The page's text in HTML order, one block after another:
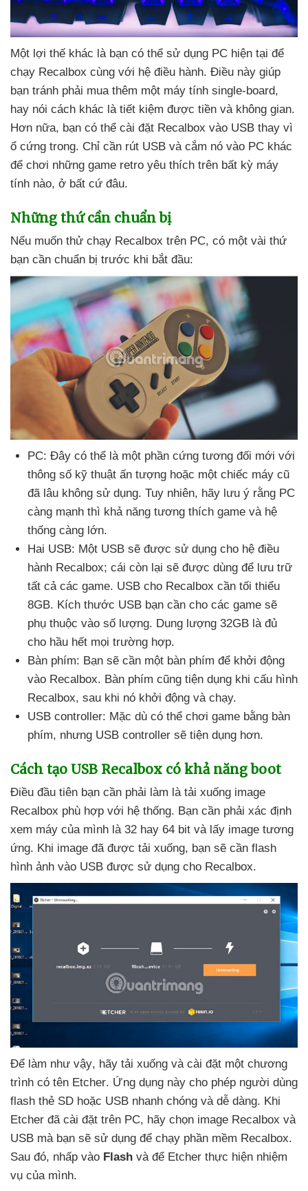
Một lợi thế khác là bạn có thể sử dụng PC hiện tại để
chạy Recalbox cùng với hệ điều hành. Điều này giúp
bạn tránh phải mua thêm một máy tính single-board,
hay nói cách khác là tiết kiệm được tiền và không gian.
Hơn nữa, bạn có thể cài đặt Recalbox vào USB thay vì
ổ cứng trong. Chỉ cần rút USB và cắm nó vào PC khác
để chơi những game retro yêu thích trên bất kỳ máy
tính nào, ở bất cứ đâu.
Những thứ cần chuẩn bị
Nếu muốn thử chạy Recalbox trên PC, có một vài thứ
bạn cần chuẩn bị trước khi bắt đầu:
PC: Đây có thể là một phần cứng tương đối mới với
thông số kỹ thuật ấn tượng hoặc một chiếc máy cũ
đã lâu không sử dụng. Tuy nhiên, hãy lưu ý rằng PC
càng mạnh thì khả năng tương thích game và hệ
thống càng lớn.
Hai USB: Một USB sẽ được sử dụng cho hệ điều
hành Recalbox; cái còn lại sẽ được dùng để lưu trữ
tất cả các game. USB cho Recalbox cần tối thiểu
8GB. Kích thước USB bạn cần cho các game sẽ
phụ thuộc vào số lượng. Dung lượng 32GB là đủ
cho hầu hết mọi trường hợp.
Bàn phím: Bạn sẽ cần một bàn phím để khởi động
vào Recalbox. Bàn phím cũng tiện dụng khi cấu hình
Recalbox, sau khi nó khởi động và chạy.
USB controller: Mặc dù có thể chơi game bằng bàn
phím, nhưng USB controller sẽ tiện dụng hơn.
Cách tạo USB Recalbox có khả năng boot
Điều đầu tiên bạn cần phải làm là tải xuống image
Recalbox phù hợp với hệ thống. Bạn cần phải xác định
xem máy của mình là 32 hay 64 bit và lấy image tương
ứng. Khi image đã được tải xuống, bạn sẽ cần flash
hình ảnh vào USB được sử dụng cho Recalbox.
Để làm như vậy, hãy tải xuống và cài đặt một chương
trình có tên Etcher. Ứng dụng này cho phép người dùng
flash thẻ SD hoặc USB nhanh chóng và dễ dàng. Khi
Etcher đã cài đặt trên PC, hãy chọn image Recalbox và
USB mà bạn sẽ sử dụng để chạy phần mềm Recalbox.
Sau đó, nhấp vào Flash và để Etcher thực hiện nhiệm
vụ của mình.